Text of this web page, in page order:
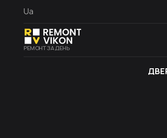
Ua
РЕМОНТ ЗА ДЕНЬ